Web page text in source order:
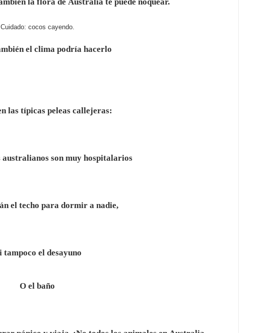
Cuidado: cocos cayendo.
el clima podría hacerlo
las típicas peleas callejeras:
australianos son muy hospitalarios
el techo para dormir a nadie,
tampoco el desayuno
O el baño